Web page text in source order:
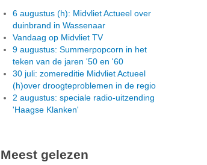
6 augustus (h): Midvliet Actueel over
duinbrand in Wassenaar
Vandaag op Midvliet TV
9 augustus: Summerpopcorn in het
teken van de jaren '50 en '60
30 juli: zomereditie Midvliet Actueel
(h)over droogteproblemen in de regio
2 augustus: speciale radio-uitzending
'Haagse Klanken'
Meest gelezen